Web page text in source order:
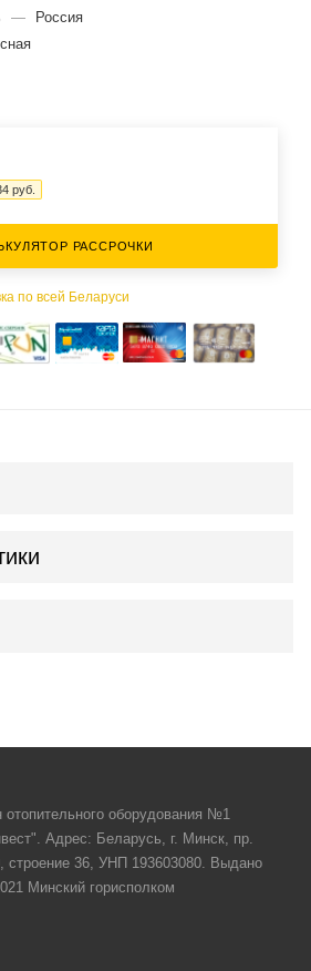
—
Россия
руб.
РАССРОЧКИ
по всей Беларуси
оборудования №1
Адрес: Беларусь, г. Минск, пр.
строение 36, УНП 193603080. Выдано
Минский горисполком